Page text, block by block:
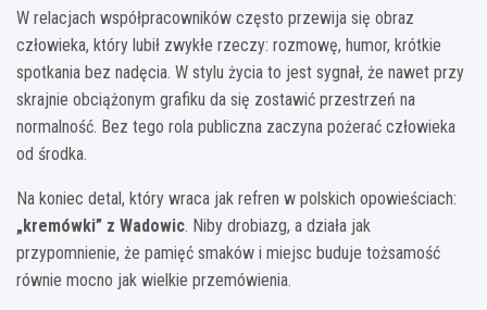
W relacjach współpracowników często przewija się obraz
człowieka, który lubił zwykłe rzeczy: rozmowę, humor, krótkie
spotkania bez nadęcia. W stylu życia to jest sygnał, że nawet przy
skrajnie obciążonym grafiku da się zostawić przestrzeń na
normalność. Bez tego rola publiczna zaczyna pożerać człowieka
od środka.
Na koniec detal, który wraca jak refren w polskich opowieściach:
„kremówki” z Wadowic. Niby drobiazg, a działa jak
przypomnienie, że pamięć smaków i miejsc buduje tożsamość
równie mocno jak wielkie przemówienia.